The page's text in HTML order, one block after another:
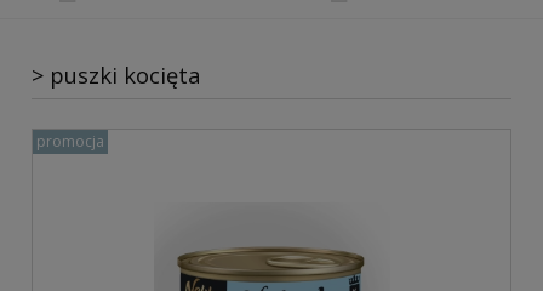
> puszki kocięta
promocja